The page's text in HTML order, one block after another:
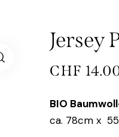
Jersey
CHF
BIO
ca. 78cm x